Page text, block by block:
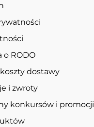
o RODO
dostawy
i zwroty
konkursów i promocji